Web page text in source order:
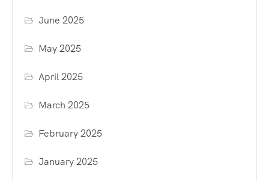
June 2025
May 2025
April 2025
March 2025
February 2025
January 2025